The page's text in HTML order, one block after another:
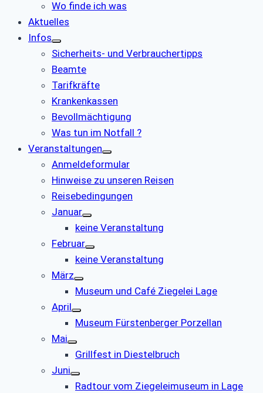
Wo finde ich was
Aktuelles
Infos
Sicherheits- und Verbrauchertipps
Beamte
Tarifkräfte
Krankenkassen
Bevollmächtigung
Was tun im Notfall ?
Veranstaltungen
Anmeldeformular
Hinweise zu unseren Reisen
Reisebedingungen
Januar
keine Veranstaltung
Februar
keine Veranstaltung
März
Museum und Café Ziegelei Lage
April
Museum Fürstenberger Porzellan
Mai
Grillfest in Diestelbruch
Juni
Radtour vom Ziegeleimuseum in Lage